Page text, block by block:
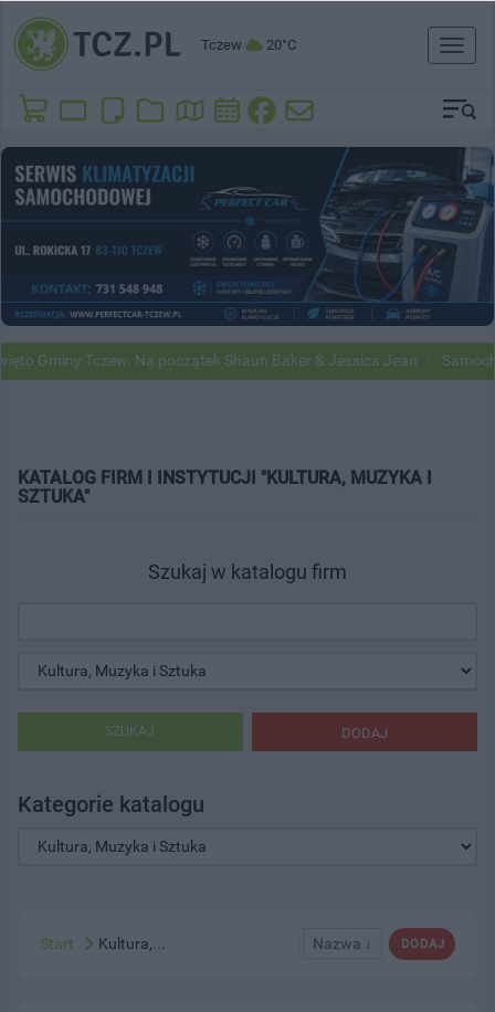
Tczew 20°C
Toggle
Gminy Tczew. Na początek Shaun Baker & Jessica Jean
KATALOG FIRM I INSTYTUCJI "KULTURA, MUZYKA I
SZTUKA"
Szukaj w katalogu firm
DODAJ
SZUKAJ
Kategorie katalogu
DODAJ
Nazwa ↓
Start Kultura,...